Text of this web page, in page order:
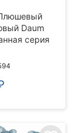
Daum
серия